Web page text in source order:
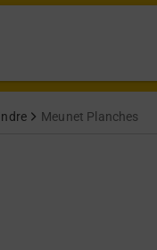
Meunet Planches